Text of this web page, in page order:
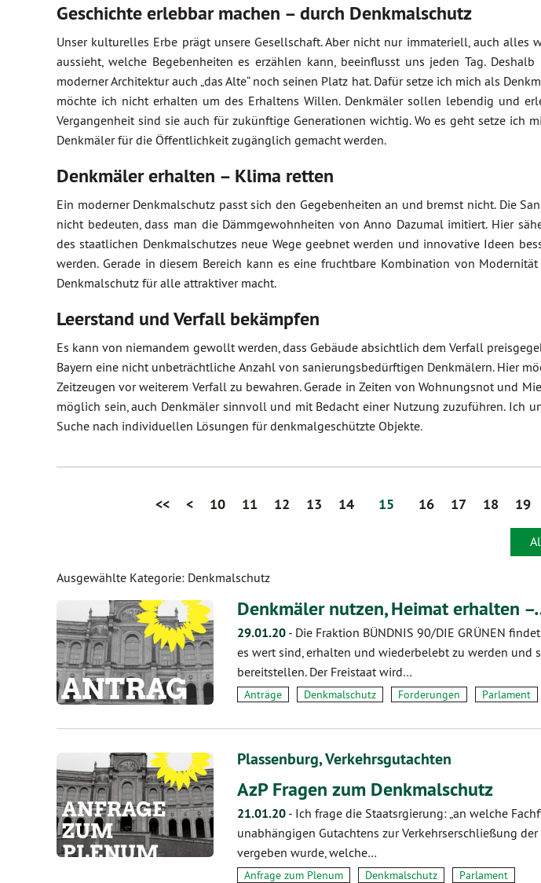
Geschichte erlebbar machen – durch Denkmalschutz
Unser kulturelles Erbe prägt unsere Gesellschaft. Aber nicht nur immateriell, auch alles
aussieht, welche Begebenheiten es erzählen kann, beeinflusst uns jeden Tag.
moderner Architektur auch „das Alte“ noch seinen Platz hat. Dafür setze ich mich als
möchte ich nicht erhalten um des Erhaltens Willen. Denkmäler sollen lebendig und
Vergangenheit sind sie auch für zukünftige Generationen wichtig. Wo es geht setze ich
Denkmäler für die Öffentlichkeit zugänglich gemacht werden.
Denkmäler erhalten – Klima retten
Ein moderner Denkmalschutz passt sich den Gegebenheiten an und bremst nicht. Die
nicht bedeuten, dass man die Dämmgewohnheiten von Anno Dazumal imitiert. Hier
des staatlichen Denkmalschutzes neue Wege geebnet werden und innovative Ideen
werden. Gerade in diesem Bereich kann es eine fruchtbare Kombination von
Denkmalschutz für alle attraktiver macht.
Leerstand und Verfall bekämpfen
Es kann von niemandem gewollt werden, dass Gebäude absichtlich dem Verfall
Bayern eine nicht unbeträchtliche Anzahl von sanierungsbedürftigen Denkmälern. Hier
Zeitzeugen vor weiterem Verfall zu bewahren. Gerade in Zeiten von Wohnungsnot und
möglich sein, auch Denkmäler sinnvoll und mit Bedacht einer Nutzung zuzuführen. Ich
Suche nach individuellen Lösungen für denkmalgeschützte Objekte.
<< < 10 11 12 13 14 15 16 17 18 19
Ausgewählte Kategorie: Denkmalschutz
Denkmäler nutzen, Heimat erhalten
29.01.20 - Die Fraktion BÜNDNIS 90/DIE GRÜNEN
es wert sind, erhalten und wiederbelebt zu werden und
bereitstellen. Der Freistaat wird…
Anträge Denkmalschutz Forderungen Parlament
Plassenburg, Verkehrsgutachten
AzP Fragen zum Denkmalschutz
21.01.20 - Ich frage die Staatsrgierung: „an welche
unabhängigen Gutachtens zur Verkehrserschließung
vergeben wurde, welche…
Anfrage zum Plenum Denkmalschutz Parlament